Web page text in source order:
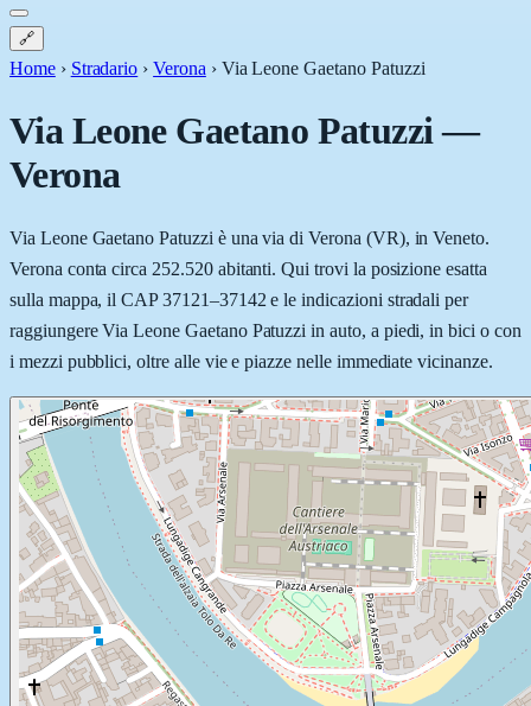
🔗
Home › Stradario › Verona › Via Leone Gaetano Patuzzi
Via Leone Gaetano Patuzzi—
Verona
Via Leone Gaetano Patuzzi è una via di Verona (VR), in Veneto.
Verona conta circa 252.520 abitanti. Qui trovi la posizione esatta
sulla mappa, il CAP 37121–37142 e le indicazioni stradali per
raggiungere Via Leone Gaetano Patuzzi in auto, a piedi, in bici o con
i mezzi pubblici, oltre alle vie e piazze nelle immediate vicinanze.